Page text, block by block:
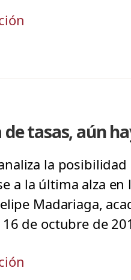
de tasas, aún
la
a la última alza
Madariaga,
16 de octubre de